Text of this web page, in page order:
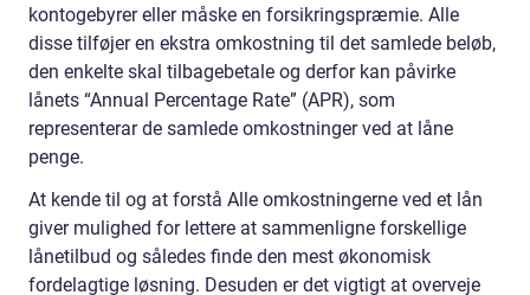
kontogebyrer eller måske en forsikringspræmie. Alle
disse tilføjer en ekstra omkostning til det samlede beløb,
den enkelte skal tilbagebetale og derfor kan påvirke
lånets “Annual Percentage Rate” (APR), som
representerar de samlede omkostninger ved at låne
penge.
At kende til og at forstå Alle omkostningerne ved et lån
giver mulighed for lettere at sammenligne forskellige
lånetilbud og således finde den mest økonomisk
fordelagtige løsning. Desuden er det vigtigt at overveje